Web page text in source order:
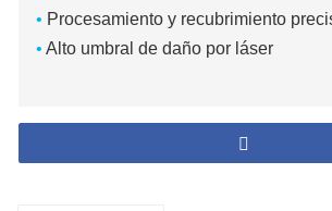
• Procesamiento y recubrimiento
• Alto umbral de daño por láser